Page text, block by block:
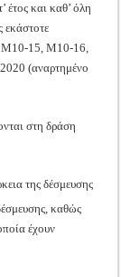
έτος και καθ’ όλη
εκάστοτε
Μ10-15, Μ10-16,
(αναρτημένο
στη δράση
της δέσμευσης
καθώς
έχουν